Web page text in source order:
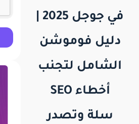
دليل فوموشن
الشامل لتجنب
أخطاء SEO
سلة وتصدر